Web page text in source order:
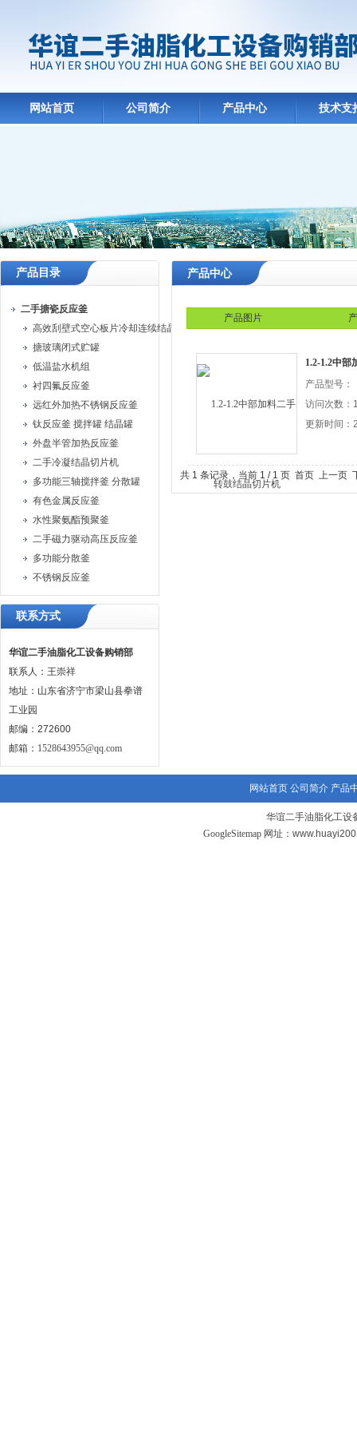
网站首页 公司简介 产品中心 技术支
产品目录
二手搪瓷反应釜
高效刮壁式空心板片冷却连续结晶机
搪玻璃闭式贮罐
低温盐水机组
衬四氟反应釜
远红外加热不锈钢反应釜
钛反应釜 搅拌罐 结晶罐
外盘半管加热反应釜
二手冷凝结晶切片机
多功能三轴搅拌釜 分散罐
有色金属反应釜
水性聚氨酯预聚釜
二手磁力驱动高压反应釜
多功能分散釜
不锈钢反应釜
联系方式
华谊二手油脂化工设备购销部
联系人：王崇祥
地址：山东省济宁市梁山县拳谱
工业园
邮编：272600
邮箱： 1528643955@qq.com
产品中心
产品图片
1.2-1.2中部
产品型号：
访问次数：
更新时间：
共 1 条记录，当前 1 / 1 页 首页 上一页
网站首页 公司简介 产品
华谊二手油脂化工设
GoogleSitemap 网址：